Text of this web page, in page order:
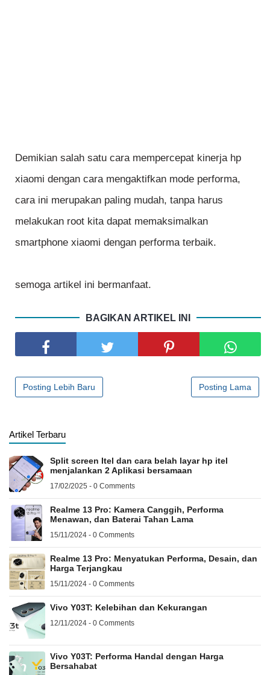
Demikian salah satu cara mempercepat kinerja hp
xiaomi dengan cara mengaktifkan mode performa,
cara ini merupakan paling mudah, tanpa harus
melakukan root kita dapat memaksimalkan
smartphone xiaomi dengan performa terbaik.
semoga artikel ini bermanfaat.
BAGIKAN ARTIKEL INI
Posting Lebih Baru Posting Lama
Artikel Terbaru
Split screen Itel dan cara belah layar hp itel
menjalankan 2 Aplikasi bersamaan
17/02/2025 - 0 Comments
Realme 13 Pro: Kamera Canggih, Performa
Menawan, dan Baterai Tahan Lama
15/11/2024 - 0 Comments
Realme 13 Pro: Menyatukan Performa, Desain, dan
Harga Terjangkau
15/11/2024 - 0 Comments
Vivo Y03T: Kelebihan dan Kekurangan
12/11/2024 - 0 Comments
Vivo Y03T: Performa Handal dengan Harga
Bersahabat